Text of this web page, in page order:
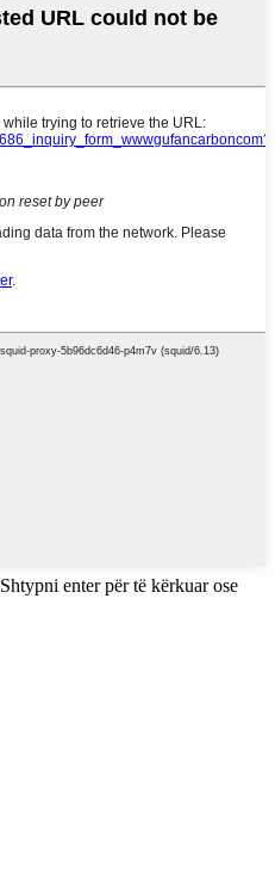
Shtypni enter për të kërkuar ose